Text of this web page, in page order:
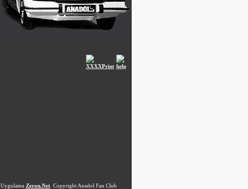
Uygulama Zeron.Net. Copyright Anadol Fan Club